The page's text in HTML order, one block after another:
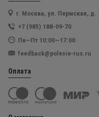
г. Москва, ул. Пермская, д.
+7 (985) 188-09-70
Пн—Пт 10:00—17:00
feedback@polesie-rus.ru
Оплата